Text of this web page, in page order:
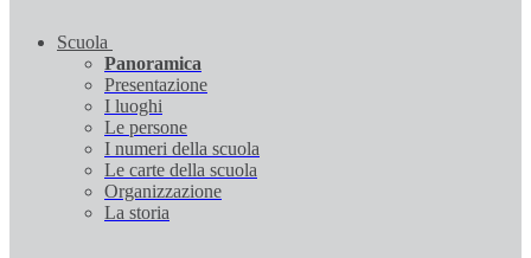
Scuola
Panoramica
Presentazione
I luoghi
Le persone
I numeri della scuola
Le carte della scuola
Organizzazione
La storia